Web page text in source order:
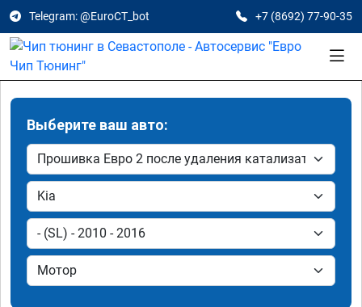
Telegram: @EuroCT_bot +7 (8692) 77-90-35
Выберите ваш авто: